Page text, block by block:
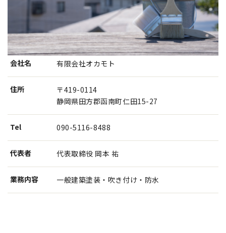
会社名 有限会社オカモト
住所
〒419-0114
静岡県田方郡函南町仁田15-27
Tel 090-5116-8488
代表者 代表取締役 岡本 祐
業務内容 一般建築塗装・吹き付け・防水